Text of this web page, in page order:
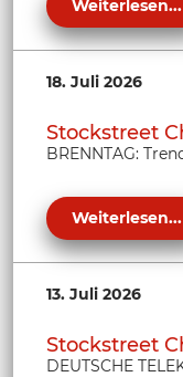
Weiterlesen...
18. Juli 2026
Stockstreet
BRENNTAG:
Weiterlesen...
13. Juli 2026
Stockstreet
DEUTSCHE